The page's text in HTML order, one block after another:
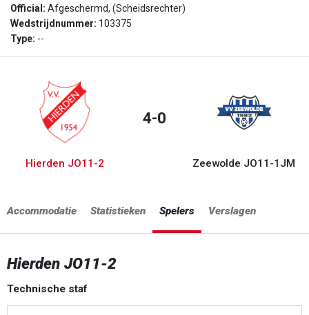
Official: Afgeschermd, (Scheidsrechter)
Wedstrijdnummer: 103375
Type: --
Hierden JO11-2
4-0
Zeewolde JO11-1JM
Accommodatie Statistieken Spelers Verslagen
Hierden JO11-2
Technische staf